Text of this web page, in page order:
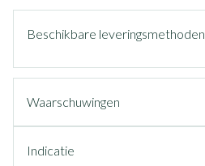
Beschikbare leveringsmethoden
Waarschuwingen
Indicatie